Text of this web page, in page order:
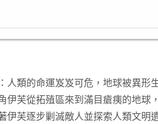
人類的命運岌岌可危，地球被異形
伊芙從拓殖區來到滿目瘡痍的地球
伊芙逐步剿滅敵人並探索人類文明